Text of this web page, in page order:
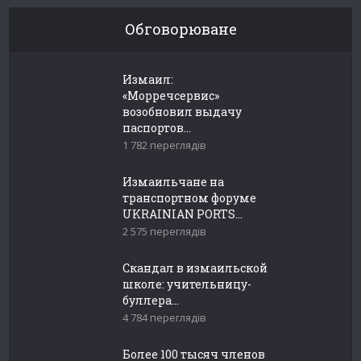
Обговорюване
Измаил:
«Морречсервис»
возобновил выдачу
паспортов...
1 782 переглядів
Измаильчане на
транспортном форуме
UKRAINIAN PORTS...
2 575 переглядів
Скандал в измаильской
школе: учительницу-
буллера...
4 784 переглядів
Более 100 тысяч членов